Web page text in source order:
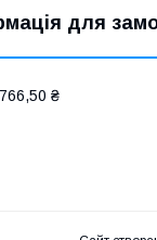
для
766,50 ₴